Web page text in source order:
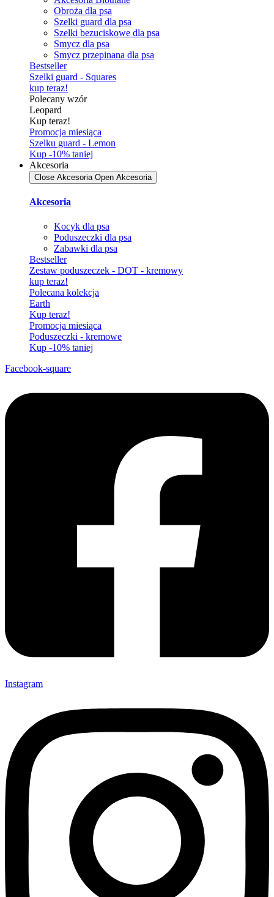
Obroża dla psa
Szelki guard dla psa
Szelki bezuciskowe dla psa
Smycz dla psa
Smycz przepinana dla psa
Bestseller
Szelki guard - Squares
kup teraz!
Polecany wzór
Leopard
Kup teraz!
Promocja miesiąca
Szelku guard - Lemon
Kup -10% taniej
Akcesoria
Close Akcesoria Open Akcesoria
Akcesoria
Kocyk dla psa
Poduszeczki dla psa
Zabawki dla psa
Bestseller
Zestaw poduszeczek - DOT - kremowy
kup teraz!
Polecana kolekcja
Earth
Kup teraz!
Promocja miesiąca
Poduszeczki - kremowe
Kup -10% taniej
Facebook-square
Instagram